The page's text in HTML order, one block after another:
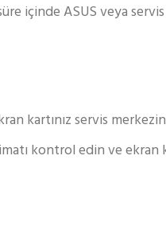
içinde ASUS veya
kartınız servis
kontrol edin ve ekran